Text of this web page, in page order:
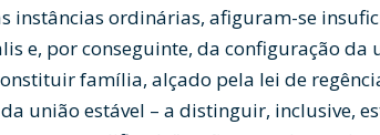
instâncias ordinárias, afiguram-se
e, por conseguinte, da configuração da
família, alçado pela lei de
união estável – a distinguir, inclusive,